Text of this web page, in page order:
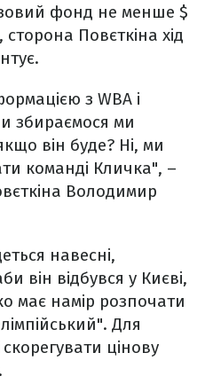
фонд не менше $
Повєткіна хід
з WBA і
збираємося ми
він буде? Ні, ми
команді Кличка", –
Володимир
навесні,
він відбувся у Києві,
має намір розпочати
Для
цінову